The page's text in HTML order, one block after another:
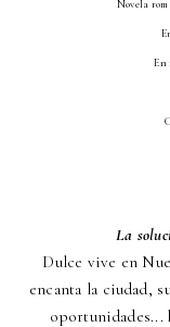
Novela
En
La
Dulce vive en
encanta la ciudad,
oportunidades...